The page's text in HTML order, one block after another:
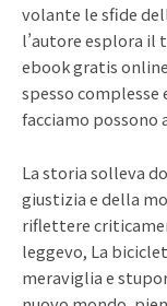
volante le sfide
l’autore esplora il
ebook gratis
spesso complesse
facciamo possono
La storia solleva
giustizia e della
riflettere
leggevo, La
meraviglia e